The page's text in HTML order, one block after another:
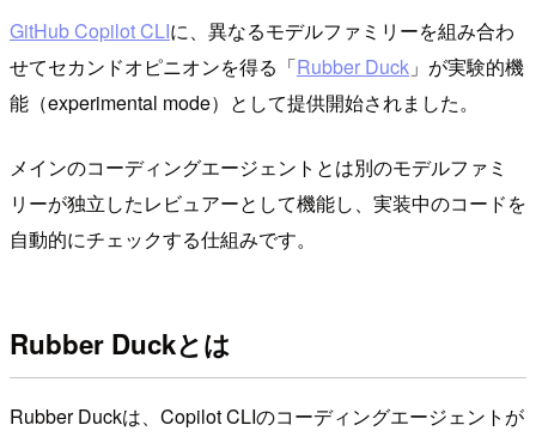
GitHub Copilot CLIに、異なるモデルファミリーを組み合わ
せてセカンドオピニオンを得る「Rubber Duck 」が実験的機
能（experimental mode）として提供開始されました。
メインのコーディングエージェントとは別のモデルファミ
リーが独立したレビュアーとして機能し、実装中のコードを
自動的にチェックする仕組みです。
Rubber Duckとは
Rubber Duckは、Copilot CLIのコーディングエージェントが